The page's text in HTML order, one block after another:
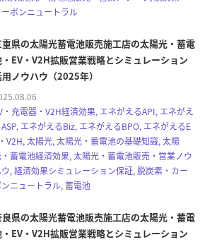
ーボンニュートラル
重県の太陽光蓄電池販売施工店の太陽光・蓄電
EV・V2H拡販営業戦略とシミュレーション
ノウハウ（2025年）
・充電器・V2H経済効果, エネがえるAPI, エネがえ
ASP, エネがえるBiz, エネがえるBPO, エネがえるE
V2H, 太陽光, 太陽光・蓄電池の基礎知識, 太陽
蓄電池経済効果, 太陽光・蓄電池販売・営業ノウ
ウ, 経済効果シミュレーション保証, 脱炭素・カー
ンニュートラル, 蓄電池
県の太陽光蓄電池販売施工店の太陽光・蓄電
EV・V2H拡販営業戦略とシミュレーション